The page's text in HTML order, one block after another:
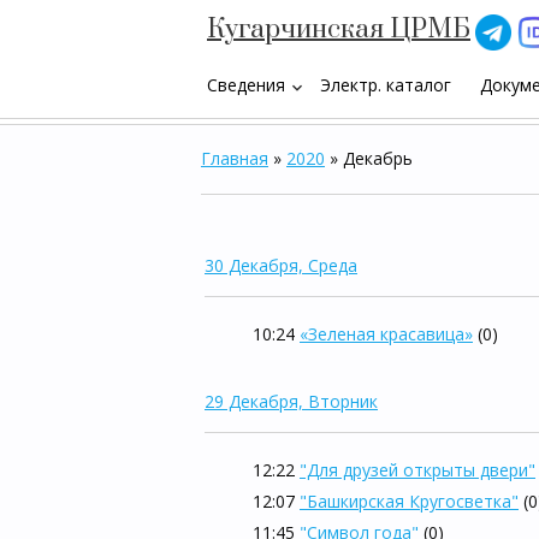
Кугарчинская ЦРМБ
Сведения keyboard_arrow_down Электр. каталог
Главная » 2020 » Декабрь
30 Декабря, Среда
10:24 «Зеленая красавица» (0)
29 Декабря, Вторник
12:22 "Для друзей открыты двери"
12:07 "Башкирская Кругосветка"
11:45 "Символ года" (0)